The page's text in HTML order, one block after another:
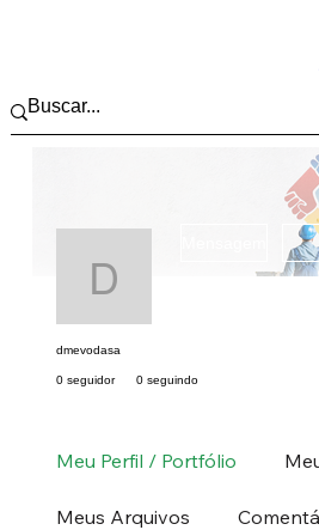
dmevodasa
dmevodasa
0 seguidor 0 seguindo
Meu Perfil / Portfólio
Meus Arquivos